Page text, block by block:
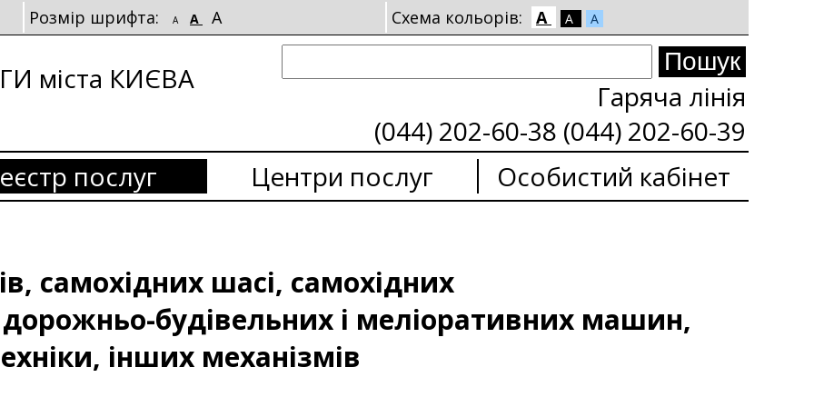
Розмір шрифта: A A A Схема кольорів: A A A
міста КИЄВА
Гаряча лінія
(044) 202-60-38 (044) 202-60-39
послуг
Центри послуг Особистий кабінет
самохідних шасі, самохідних
дорожньо-будівельних і меліоративних машин,
інших механізмів